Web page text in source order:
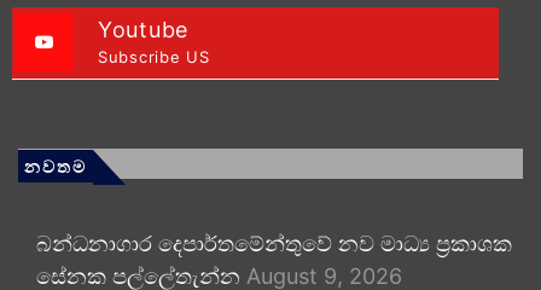
Youtube
Subscribe US
නවතම
බන්ධනාගාර දෙපාර්තමේන්තුවේ නව මාධ්‍ය ප්‍රකාශක
සේනක පල්ලේතැන්න August 9, 2026